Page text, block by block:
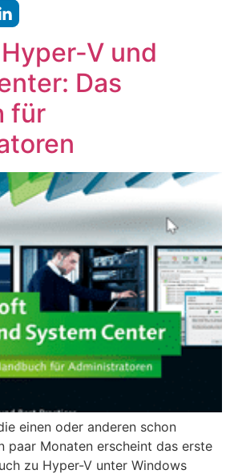
V und
Das
für
einen oder anderen schon
paar Monaten erscheint das erste
zu Hyper-V unter Windows